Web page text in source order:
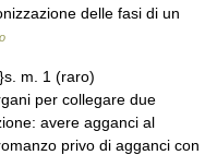
delle fasi di un
m. 1 (raro)
per collegare due
avere agganci al
privo di agganci con